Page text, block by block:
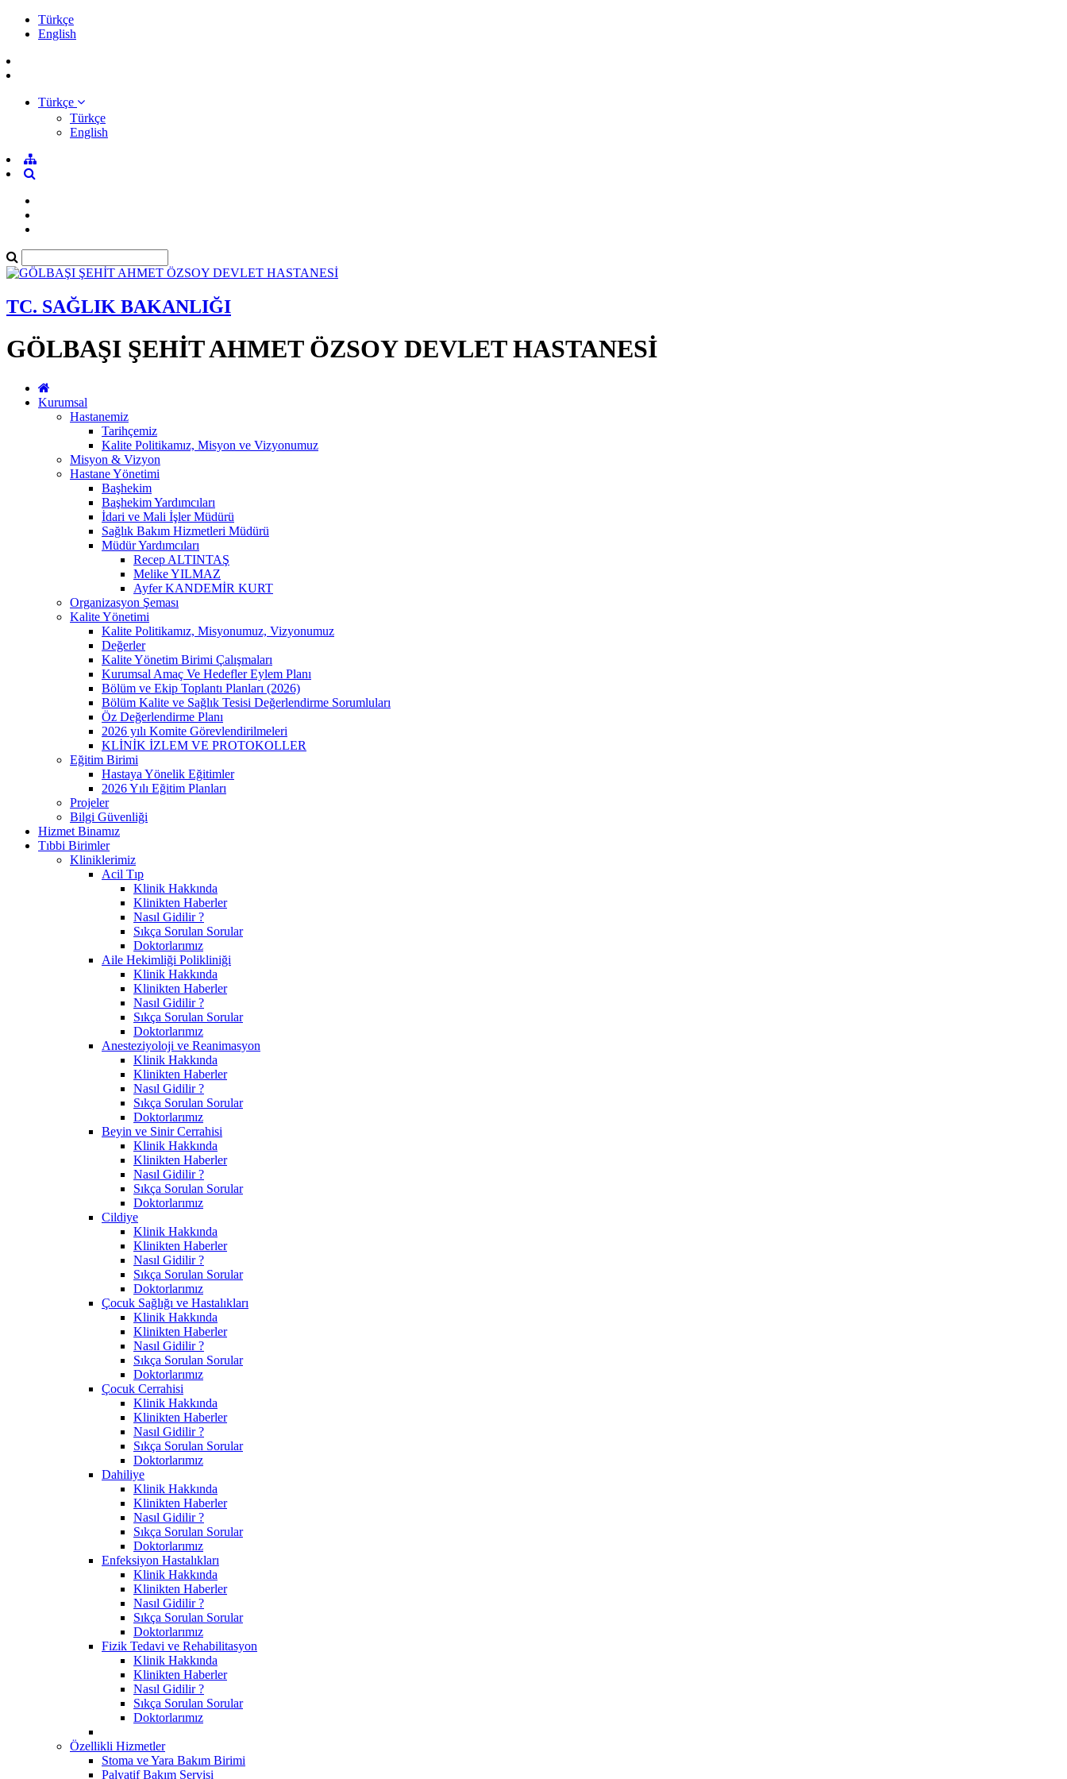
Türkçe
English
Türkçe
Türkçe
English
TC. SAĞLIK BAKANLIĞI
GÖLBAŞI ŞEHİT AHMET ÖZSOY DEVLET HASTANESİ
Kurumsal
Hastanemiz
Tarihçemiz
Kalite Politikamız, Misyon ve Vizyonumuz
Misyon & Vizyon
Hastane Yönetimi
Başhekim
Başhekim Yardımcıları
İdari ve Mali İşler Müdürü
Sağlık Bakım Hizmetleri Müdürü
Müdür Yardımcıları
Recep ALTINTAŞ
Melike YILMAZ
Ayfer KANDEMİR KURT
Organizasyon Şeması
Kalite Yönetimi
Kalite Politikamız, Misyonumuz, Vizyonumuz
Değerler
Kalite Yönetim Birimi Çalışmaları
Kurumsal Amaç Ve Hedefler Eylem Planı
Bölüm ve Ekip Toplantı Planları (2026)
Bölüm Kalite ve Sağlık Tesisi Değerlendirme Sorumluları
Öz Değerlendirme Planı
2026 yılı Komite Görevlendirilmeleri
KLİNİK İZLEM VE PROTOKOLLER
Eğitim Birimi
Hastaya Yönelik Eğitimler
2026 Yılı Eğitim Planları
Projeler
Bilgi Güvenliği
Hizmet Binamız
Tıbbi Birimler
Kliniklerimiz
Acil Tıp
Klinik Hakkında
Klinikten Haberler
Nasıl Gidilir ?
Sıkça Sorulan Sorular
Doktorlarımız
Aile Hekimliği Polikliniği
Klinik Hakkında
Klinikten Haberler
Nasıl Gidilir ?
Sıkça Sorulan Sorular
Doktorlarımız
Anesteziyoloji ve Reanimasyon
Klinik Hakkında
Klinikten Haberler
Nasıl Gidilir ?
Sıkça Sorulan Sorular
Doktorlarımız
Beyin ve Sinir Cerrahisi
Klinik Hakkında
Klinikten Haberler
Nasıl Gidilir ?
Sıkça Sorulan Sorular
Doktorlarımız
Cildiye
Klinik Hakkında
Klinikten Haberler
Nasıl Gidilir ?
Sıkça Sorulan Sorular
Doktorlarımız
Çocuk Sağlığı ve Hastalıkları
Klinik Hakkında
Klinikten Haberler
Nasıl Gidilir ?
Sıkça Sorulan Sorular
Doktorlarımız
Çocuk Cerrahisi
Klinik Hakkında
Klinikten Haberler
Nasıl Gidilir ?
Sıkça Sorulan Sorular
Doktorlarımız
Dahiliye
Klinik Hakkında
Klinikten Haberler
Nasıl Gidilir ?
Sıkça Sorulan Sorular
Doktorlarımız
Enfeksiyon Hastalıkları
Klinik Hakkında
Klinikten Haberler
Nasıl Gidilir ?
Sıkça Sorulan Sorular
Doktorlarımız
Fizik Tedavi ve Rehabilitasyon
Klinik Hakkında
Klinikten Haberler
Nasıl Gidilir ?
Sıkça Sorulan Sorular
Doktorlarımız
Özellikli Hizmetler
Stoma ve Yara Bakım Birimi
Palyatif Bakım Servisi